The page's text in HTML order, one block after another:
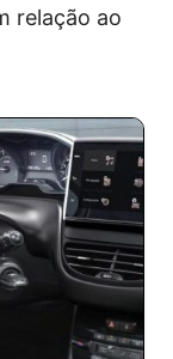
relação ao